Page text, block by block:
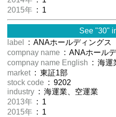
2015年 : 1
See "30"
label
: ANAホールディングス
compnay name : ANAホール
compnay name English : 海運
market : 東証1部
stock code : 9202
industry : 海運業、空運業
2013年 : 1
2015年 : 1